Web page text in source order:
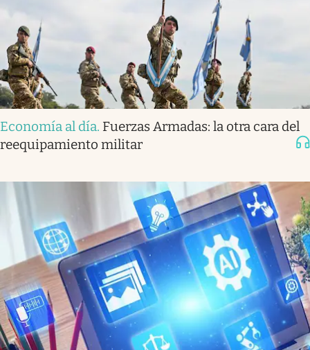
Economía al día. Fuerzas Armadas: la otra cara del
reequipamiento militar